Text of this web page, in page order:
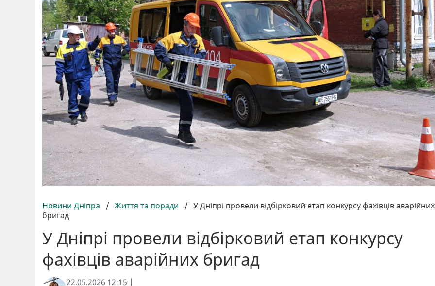
Новини Дніпра / Життя та поради / У Дніпрі провели відбірковий етап конкурсу фахівців аварійних
бригад
У Дніпрі провели відбірковий етап конкурсу
фахівців аварійних бригад
22.05.2026 12:15 |